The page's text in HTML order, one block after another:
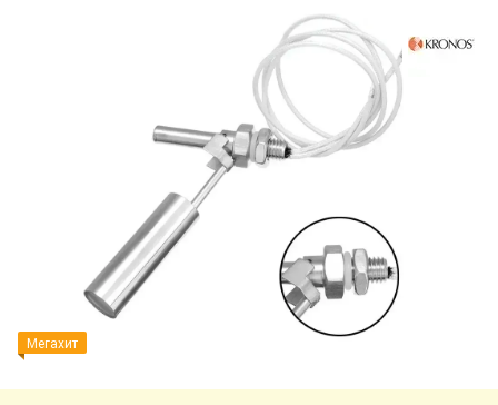
Мегахит